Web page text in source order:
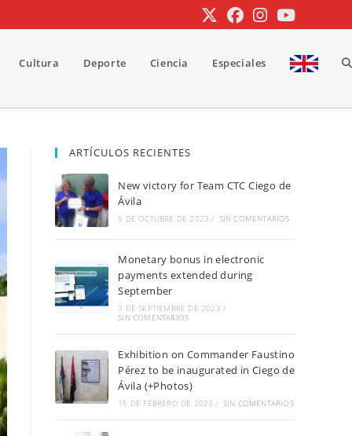
Cultura Deporte Ciencia Especiales
ARTÍCULOS RECIENTES
New victory for Team CTC Ciego de
Ávila
5 DE OCTUBRE DE 2023 / SIN COMENTARIOS
Monetary bonus in electronic
payments extended during
September
3 DE SEPTIEMBRE DE 2023 /
SIN COMENTARIOS
Exhibition on Commander Faustino
Pérez to be inaugurated in Ciego de
Ávila (+Photos)
15 DE FEBRERO DE 2023 / SIN COMENTARIOS